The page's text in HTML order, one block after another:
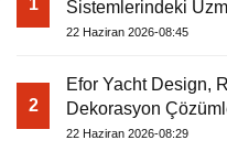
1
Sistemlerindeki
Dergisi’nde
22 Haziran 2026-08:45
2
Efor Yacht Design,
Dekorasyon
Dergisi’nde
22 Haziran 2026-08:29